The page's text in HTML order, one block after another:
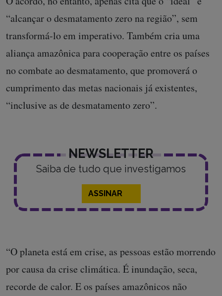
“alcançar o desmatamento zero na região”, sem
transformá-lo em imperativo. Também cria uma
aliança amazônica para cooperação entre os países
no combate ao desmatamento, que promoverá o
cumprimento das metas nacionais já existentes,
“inclusive as de desmatamento zero”.
NEWSLETTER
Saiba de tudo que investigamos
ASSINAR
“O planeta está em crise, as pessoas estão morrendo
por causa da crise climática. É inundação, seca,
recorde de calor. E os países amazônicos não